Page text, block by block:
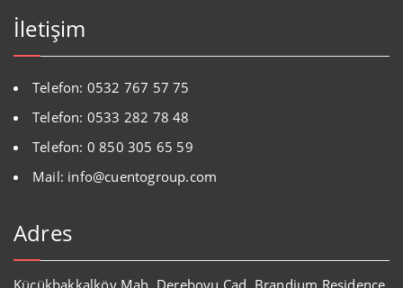
İletişim
Telefon: 0532 767 57 75
Telefon: 0533 282 78 48
Telefon: 0 850 305 65 59
Mail: info@cuentogroup.com
Adres
Küçükbakkalköy Mah. Dereboyu Cad. Brandium Residence